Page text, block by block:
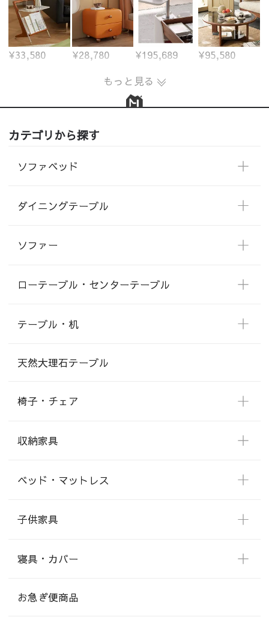
¥33,580 ¥28,780 ¥195,689
¥95,580
もっと見る
カテゴリから探す
ソファベッド
ダイニングテーブル
ソファー
ローテーブル・センターテーブル
テーブル・机
天然大理石テーブル
椅子・チェア
収納家具
ベッド・マットレス
子供家具
寝具・カバー
お急ぎ便商品